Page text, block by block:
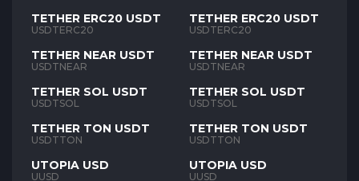
TETHER ERC20 USDT
USDTERC20
TETHER NEAR USDT
USDTNEAR
TETHER SOL USDT
USDTSOL
TETHER TON USDT
USDTTON
UTOPIA USD
UUSD
TETHER ERC20 USDT
USDTERC20
TETHER NEAR USDT
USDTNEAR
TETHER SOL USDT
USDTSOL
TETHER TON USDT
USDTTON
UTOPIA USD
UUSD